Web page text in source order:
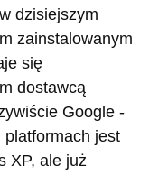
dzisiejszym
zainstalowanym
się
dostawcą
Google -
jest
XP, ale już